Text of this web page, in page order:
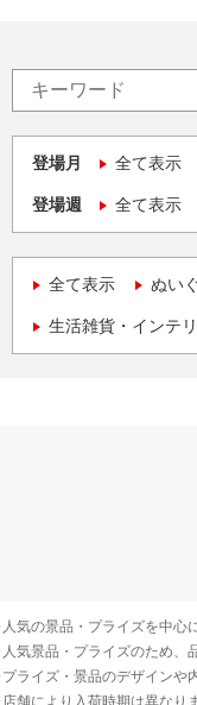
登場月 全て表示
登場週 全て表示
全て表示 ぬい
生活雑貨・インテ